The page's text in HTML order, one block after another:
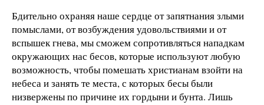
Бдительно охраняя наше сердце от запятнания злыми
помыслами, от возбуждения удовольствиями и от
вспышек гнева, мы сможем сопротивляться нападкам
окружающих нас бесов, которые используют любую
возможность, чтобы помешать христианам взойти на
небеса и занять те места, с которых бесы были
низвержены по причине их гордыни и бунта. Лишь